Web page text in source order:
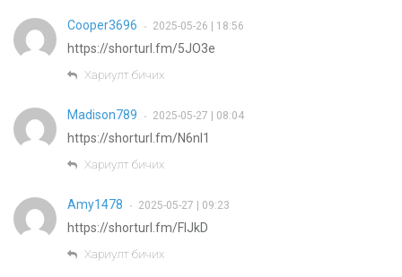
Cooper3696 • 2025-05-26 | 18:56
https://shorturl.fm/5JO3e
Хариулт бичих
Madison789 • 2025-05-27 | 08:04
https://shorturl.fm/N6nl1
Хариулт бичих
Amy1478 • 2025-05-27 | 09:23
https://shorturl.fm/FIJkD
Хариулт бичих